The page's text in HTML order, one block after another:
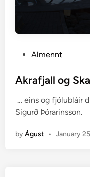
s
e
d
n
Almennt
Akrafjall og
… eins og fjólubláir
Sigurð
byÁgust • January